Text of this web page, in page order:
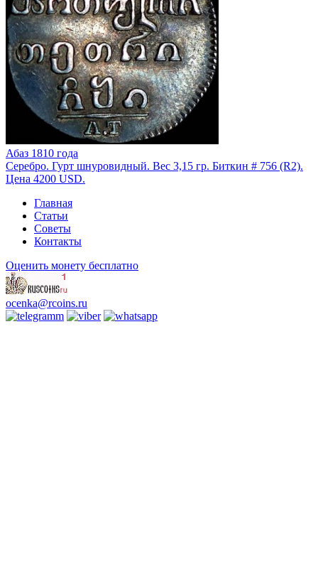
Абаз 1810 года
Серебро. Гурт шнуровидный. Вес 3,15 гр. Биткин # 756 (R2).
Цена 4200 USD.
Главная
Статьи
Советы
Контакты
Оценить монету бесплатно
ocenka@rcoins.ru